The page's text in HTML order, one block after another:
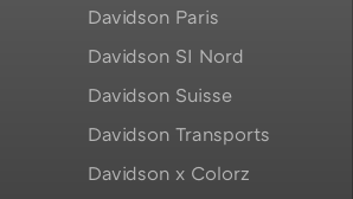
Davidson Paris
Davidson SI Nord
Davidson Suisse
Davidson Transports
Davidson x Colorz